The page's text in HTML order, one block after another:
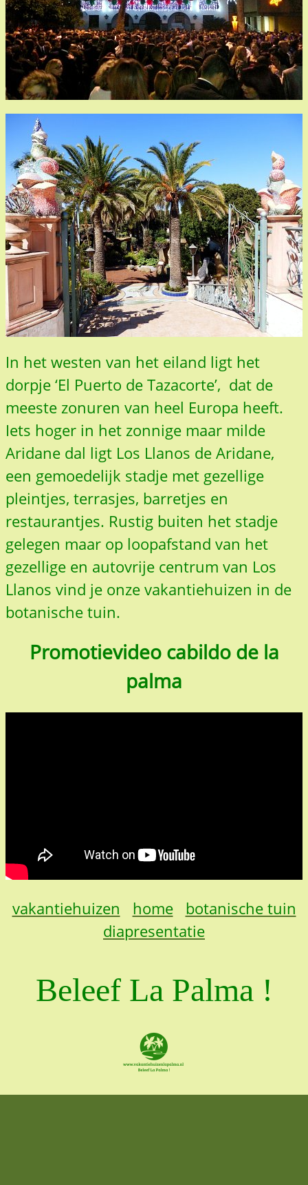
In het westen van het eiland ligt het
dorpje ‘El Puerto de Tazacorte’, dat de
meeste zonuren van heel Europa heeft.
Iets hoger in het zonnige maar milde
Aridane dal ligt Los Llanos de Aridane,
een gemoedelijk stadje met gezellige
pleintjes, terrasjes, barretjes en
restaurantjes. Rustig buiten het stadje
gelegen maar op loopafstand van het
gezellige en autovrije centrum van Los
Llanos vind je onze vakantiehuizen in de
botanische tuin.
Promotievideo cabildo de la
palma
vakantiehuizen home
botanische tuin
diapresentatie
Beleef La Palma !